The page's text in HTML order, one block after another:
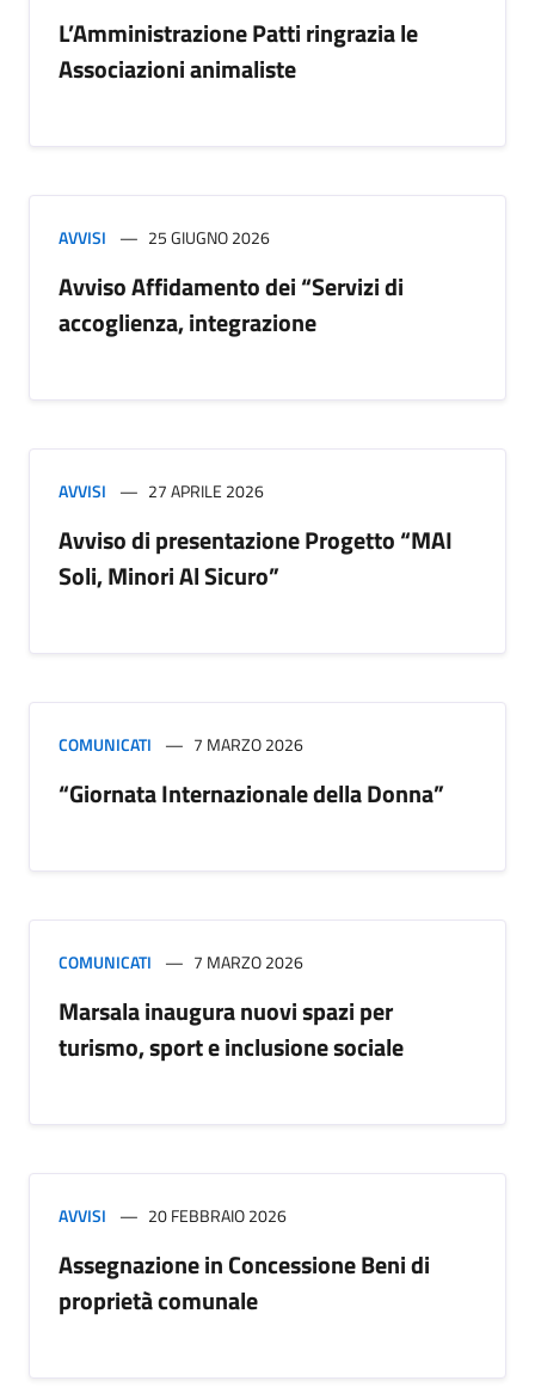
L’Amministrazione Patti ringrazia le
Associazioni animaliste
AVVISI 25 GIUGNO 2026
Avviso Affidamento dei “Servizi di
accoglienza, integrazione
AVVISI 27 APRILE 2026
Avviso di presentazione Progetto “MAI
Soli, Minori Al Sicuro”
COMUNICATI 7 MARZO 2026
“Giornata Internazionale della Donna”
COMUNICATI 7 MARZO 2026
Marsala inaugura nuovi spazi per
turismo, sport e inclusione sociale
AVVISI 20 FEBBRAIO 2026
Assegnazione in Concessione Beni di
proprietà comunale